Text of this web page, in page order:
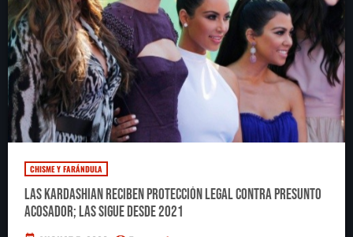
CHISME Y FARÁNDULA
Las Kardashian reciben protección legal contra presunto
acosador; las sigue desde 2021